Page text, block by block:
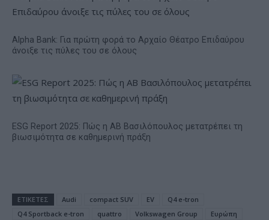
Alpha Bank: Για πρώτη φορά το Αρχαίο Θέατρο Επιδαύρου
άνοιξε τις πύλες του σε όλους
ESG Report 2025: Πώς η ΑΒ Βασιλόπουλος μετατρέπει τη
βιωσιμότητα σε καθημερινή πράξη
ΕΤΙΚΕΤΕΣ Audi compact SUV EV
Q4 e-tron
Q4 Sportback e-tron
quattro Volkswagen Group
Ευρώπη